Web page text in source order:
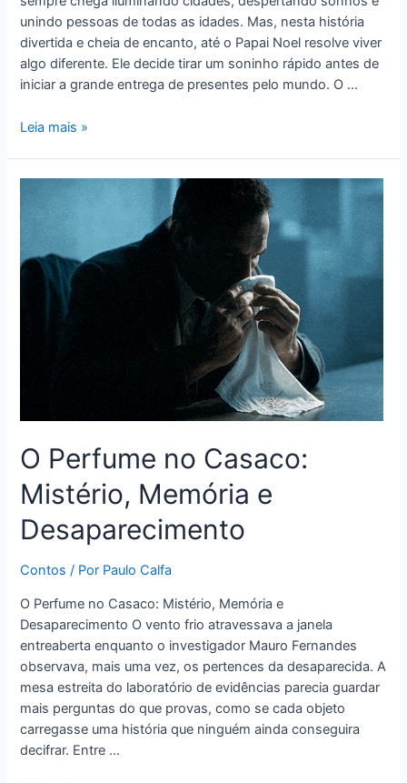
unindo pessoas de todas as idades. Mas, nesta história
divertida e cheia de encanto, até o Papai Noel resolve viver
algo diferente. Ele decide tirar um soninho rápido antes de
iniciar a grande entrega de presentes pelo mundo. O …
Leia mais »
O Perfume no Casaco:
Mistério, Memória e
Desaparecimento
Contos / Por Paulo Calfa
O Perfume no Casaco: Mistério, Memória e
Desaparecimento O vento frio atravessava a janela
entreaberta enquanto o investigador Mauro Fernandes
observava, mais uma vez, os pertences da desaparecida. A
mesa estreita do laboratório de evidências parecia guardar
mais perguntas do que provas, como se cada objeto
carregasse uma história que ninguém ainda conseguira
decifrar. Entre …